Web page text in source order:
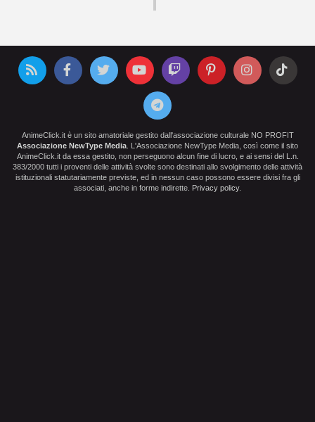
AnimeClick.it è un sito amatoriale gestito dall'associazione culturale NO PROFIT
Associazione NewType Media . L'Associazione NewType Media, così come il sito
AnimeClick.it da essa gestito, non perseguono alcun fine di lucro, e ai sensi del L.n.
383/2000 tutti i proventi delle attività svolte sono destinati allo svolgimento delle attività
istituzionali statutariamente previste, ed in nessun caso possono essere divisi fra gli
associati, anche in forme indirette. Privacy policy.